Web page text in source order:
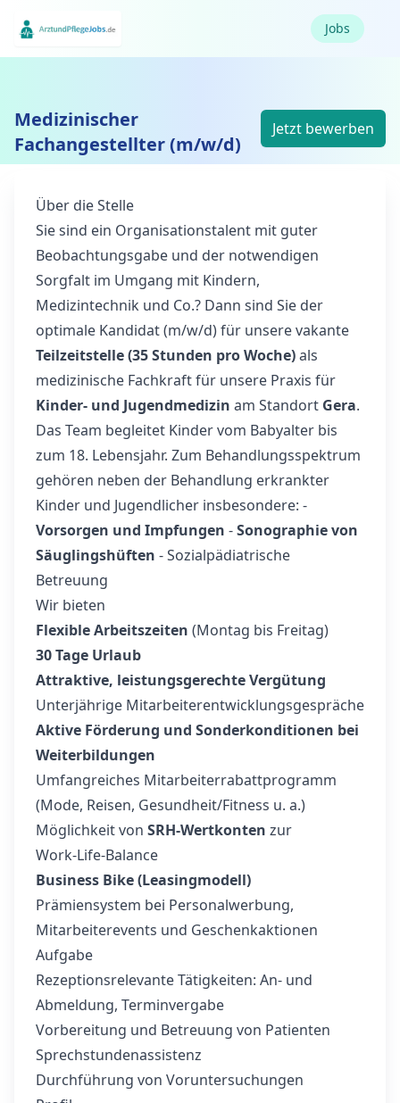
Jobs
Medizinischer
Fachangestellter (m/w/d)
Jetzt bewerben
Über die Stelle
Sie sind ein Organisationstalent mit guter
Beobachtungsgabe und der notwendigen
Sorgfalt im Umgang mit Kindern,
Medizintechnik und Co.? Dann sind Sie der
optimale Kandidat (m/w/d) für unsere vakante
Teilzeitstelle (35 Stunden pro Woche)als
medizinische Fachkraft für unsere Praxis für
Kinder- und Jugendmedizin am Standort Gera.
Das Team begleitet Kinder vom Babyalter bis
zum 18. Lebensjahr. Zum Behandlungsspektrum
gehören neben der Behandlung erkrankter
Kinder und Jugendlicher insbesondere: -
Vorsorgen und Impfungen -Sonographie von
Säuglingshüften - Sozialpädiatrische
Betreuung
Wir bieten
Flexible Arbeitszeiten (Montag bis Freitag)
30 Tage Urlaub
Attraktive, leistungsgerechte Vergütung
Unterjährige Mitarbeiterentwicklungs­gespräche
Aktive Förderung und Sonderkonditionen bei
Weiterbildungen
Umfangreiches Mitarbeiterrabattprogramm
(Mode, Reisen, Gesundheit/Fitness u. a.)
Möglichkeit von SRH‑Wertkonten zur
Work‑Life‑Balance
Business Bike (Leasingmodell)
Prämiensystem bei Personalwerbung,
Mitarbeiterevents und Geschenkaktionen
Aufgabe
Rezeptionsrelevante Tätigkeiten: An- und
Abmeldung, Terminvergabe
Vorbereitung und Betreuung von Patienten
Sprechstundenassistenz
Durchführung von Voruntersuchungen